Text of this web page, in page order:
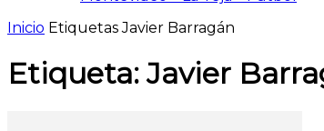
Inicio Etiquetas Javier Barragán
Etiqueta: Javier